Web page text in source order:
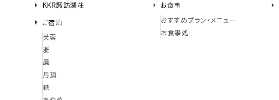
KKR諏訪湖荘
ご宿泊
芙蓉
雅
鳳
丹頂
萩
お食事
おすすめプラン・メニュー
お食事処